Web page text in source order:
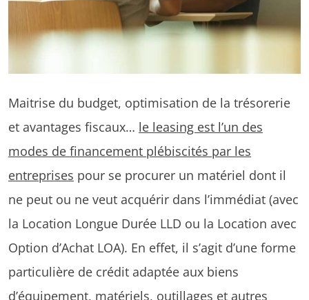
Maitrise du budget, optimisation de la trésorerie
et avantages fiscaux… le leasing est l’un des
modes de financement plébiscités par les
entreprises pour se procurer un matériel dont il
ne peut ou ne veut acquérir dans l’immédiat (avec
la Location Longue Durée LLD ou la Location avec
Option d’Achat LOA). En effet, il s’agit d’une forme
particulière de crédit adaptée aux biens
d’équipement, matériels, outillages et autres